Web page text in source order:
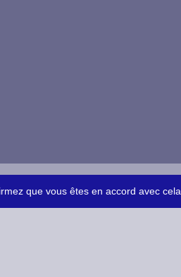
que vous êtes en accord avec cela.